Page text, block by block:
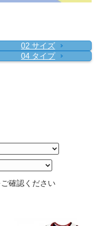
02 サイズ
04 タイプ
確認ください